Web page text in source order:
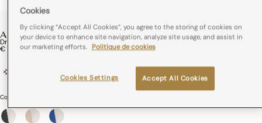
APPARAT
Drap Plat Apparat Coton
€ 225,00
Couleurs :
Cookies
By clicking “Accept All Cookies”, you agree to the storing of cookies on
your device to enhance site navigation, analyze site usage, and assist in
our marketing efforts. Politique de cookies
Accept All Cookies
Cookies Settings